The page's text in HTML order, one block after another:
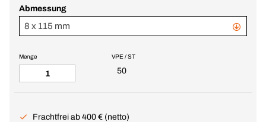
Abmessung
8 x 115 mm
VPE / ST
50
Menge
Frachtfrei ab 400 € (netto)